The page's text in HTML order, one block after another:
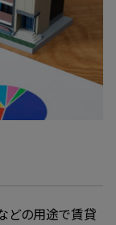
どの用途で賃貸